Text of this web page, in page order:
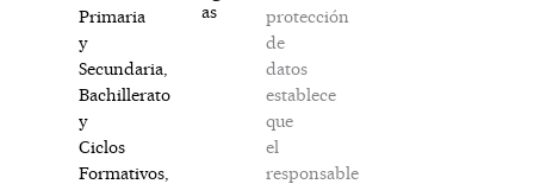
Primaria
y
Secundaria,
Bachillerato
y
Ciclos
Formativos,
as
protección
de
datos
establece
que
el
responsable